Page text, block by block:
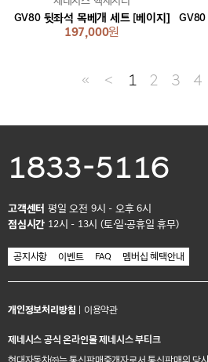
GV80 뒷좌석 목베개 세트 [베이지]
197,000원
GV80
≪ ＜ 1 2 3 4
1833-5116
고객센터 평일 오전 9시 - 오후 6시
점심시간 12시 - 13시 (토·일·공휴일 휴무)
공지사항 이벤트 FAQ 멤버십 혜택안내
개인정보처리방침 이용약관
제네시스 공식 온라인몰 제네시스 부티크